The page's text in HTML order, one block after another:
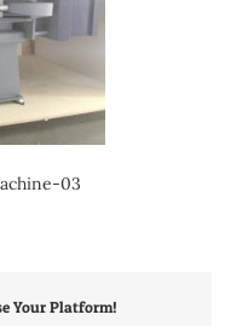
03
Your Platform!